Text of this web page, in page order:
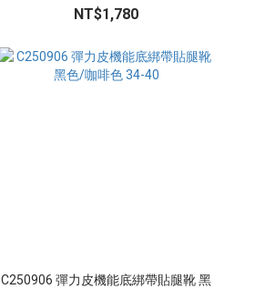
NT$1,780
C250906 彈力皮機能底綁帶貼腿靴 黑